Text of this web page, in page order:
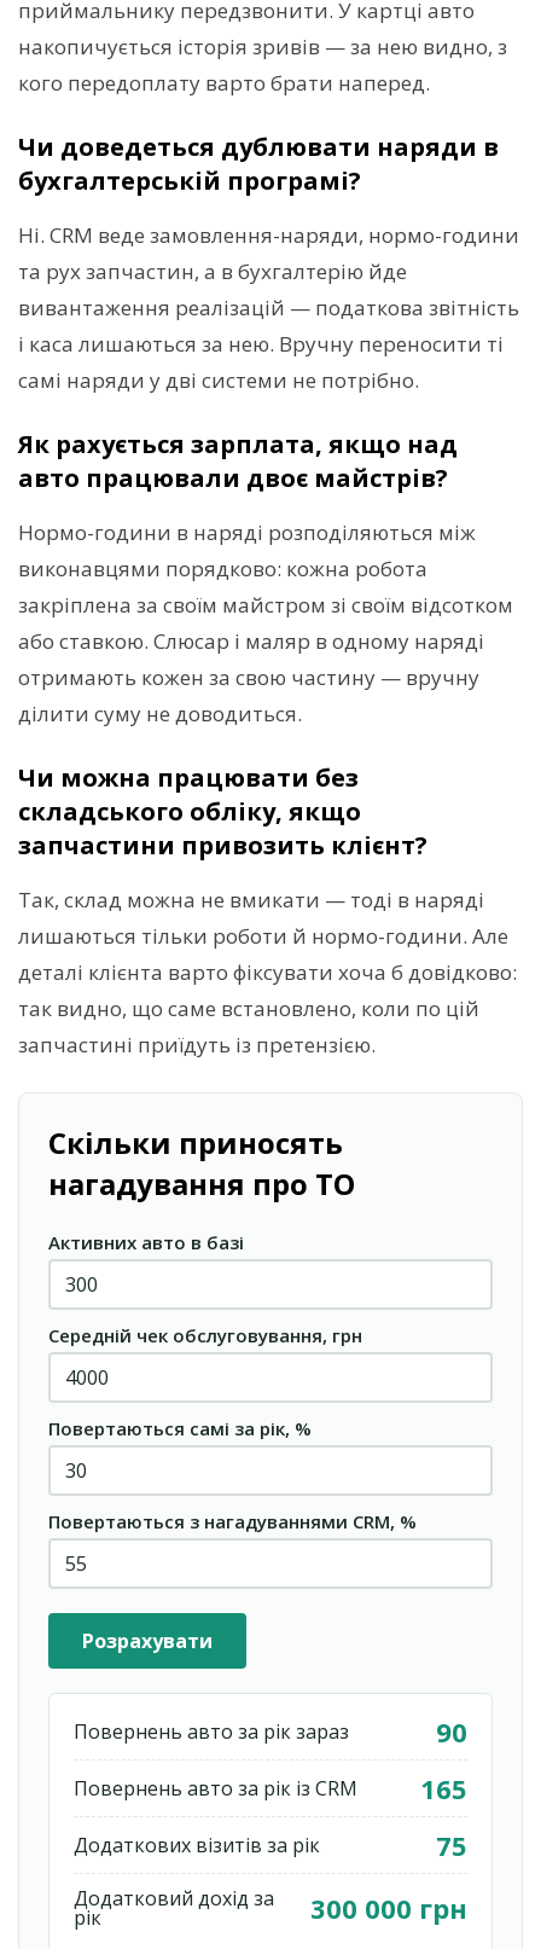
приймальнику передзвонити. У картці авто
накопичується історія зривів — за нею видно, з
кого передоплату варто брати наперед.
Чи доведеться дублювати наряди в
бухгалтерській програмі?
Ні. CRM веде замовлення-наряди, нормо-години
та рух запчастин, а в бухгалтерію йде
вивантаження реалізацій — податкова звітність
і каса лишаються за нею. Вручну переносити ті
самі наряди у дві системи не потрібно.
Як рахується зарплата, якщо над
авто працювали двоє майстрів?
Нормо-години в наряді розподіляються між
виконавцями порядково: кожна робота
закріплена за своїм майстром зі своїм відсотком
або ставкою. Слюсар і маляр в одному наряді
отримають кожен за свою частину — вручну
ділити суму не доводиться.
Чи можна працювати без
складського обліку, якщо
запчастини привозить клієнт?
Так, склад можна не вмикати — тоді в наряді
лишаються тільки роботи й нормо-години. Але
деталі клієнта варто фіксувати хоча б довідково:
так видно, що саме встановлено, коли по цій
запчастині приїдуть із претензією.
Скільки приносять
нагадування про ТО
Активних авто в базі
Середній чек обслуговування, грн
Повертаються самі за рік, %
Повертаються з нагадуваннями CRM, %
Розрахувати
Повернень авто за рік зараз 90
Повернень авто за рік із CRM 165
Додаткових візитів за рік 75
Додатковий дохід за
рік 300 000 грн